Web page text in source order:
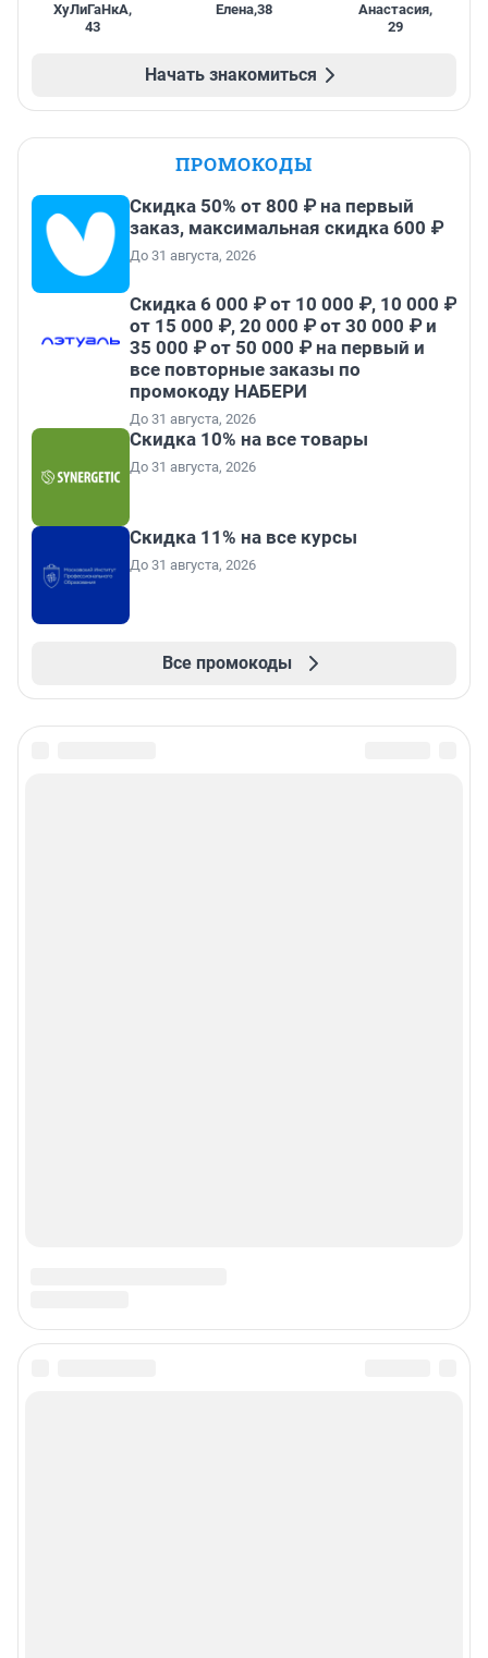
ХуЛиГаНкА,
43
Елена,38 Анастасия,
29
Начать знакомиться
ПРОМОКОДЫ
Скидка 50% от 800 ₽ на первый
заказ, максимальная скидка 600 ₽
До 31 августа, 2026
Скидка 6 000 ₽ от 10 000 ₽, 10 000 ₽
от 15 000 ₽, 20 000 ₽ от 30 000 ₽ и
35 000 ₽ от 50 000 ₽ на первый и
все повторные заказы по
промокоду НАБЕРИ
До 31 августа, 2026
Скидка 10% на все товары
До 31 августа, 2026
Скидка 11% на все курсы
До 31 августа, 2026
Все промокоды